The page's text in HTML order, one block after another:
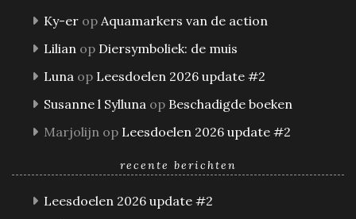
Ky-er op Aquamarkers van de action
Lilian op Diersymboliek: de muis
Luna op Leesdoelen 2026 update #2
Susanne l Sylluna op Beschadigde boeken
Marjolijn op Leesdoelen 2026 update #2
recente berichten
Leesdoelen 2026 update #2